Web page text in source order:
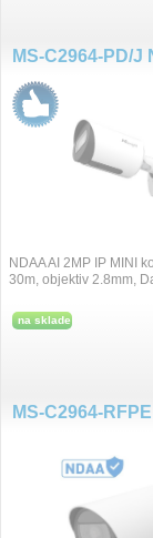
NDAA AI 2MP IP MINI
30m, objektiv 2.8mm,
na sklade